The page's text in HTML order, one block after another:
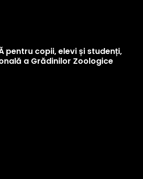
pentru copii, elevi și studenți,
a Grădinilor Zoologice